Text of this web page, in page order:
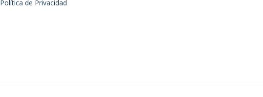
Política de Privacidad